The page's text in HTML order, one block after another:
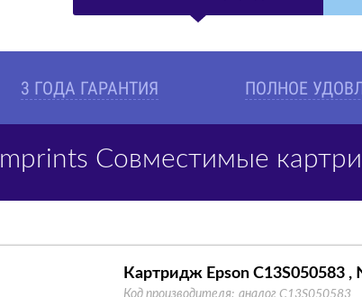
3 ГОДА ГАРАНТИЯ ПОЛНОЕ
Imprints Совместимые
Картридж Epson C13S050583
Код производителя: аналог C13S050583